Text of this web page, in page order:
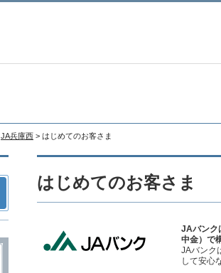
JA兵庫西 > はじめてのお客さま
はじめてのお客さま
JAバンク
中金）で
JAバンク
して安心